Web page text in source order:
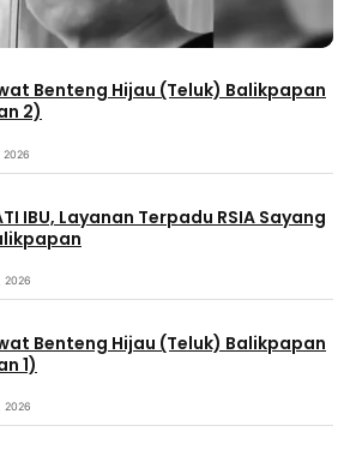
Benteng Hijau (Teluk) Balikpapan
2)
2026
IBU, Layanan Terpadu RSIA Sayang
2026
Benteng Hijau (Teluk) Balikpapan
1)
2026